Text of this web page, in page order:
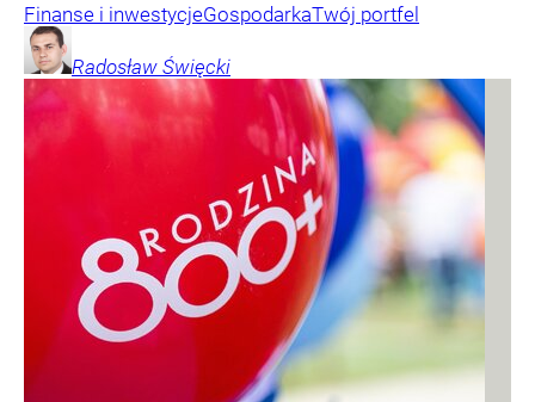
Finanse i inwestycjeGospodarkaTwój portfel
Radosław Święcki